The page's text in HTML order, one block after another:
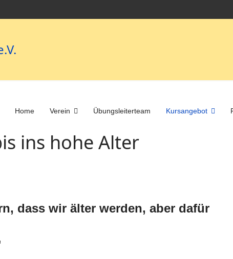
Home Verein Übungsleiterteam Kursangebot
ins hohe Alter
dass wir älter werden, aber dafür